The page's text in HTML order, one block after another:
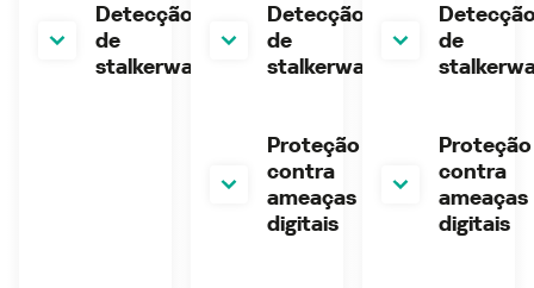
Detecção
de
stalkerware
Detecção
de
stalkerware
de
Proteção
contra
ameaças
digitais
Proteção
contra
ameaças
digitais